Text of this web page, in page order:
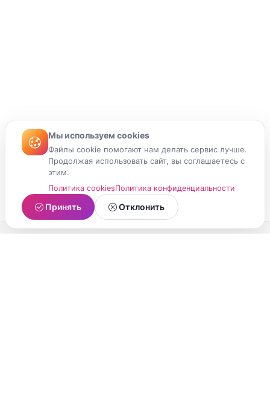
Мы используем cookies
Файлы cookie помогают нам делать сервис лучше.
Продолжая использовать сайт, вы соглашаетесь с
этим.
Политика cookiesПолитика конфиденциальности
Принять Отклонить